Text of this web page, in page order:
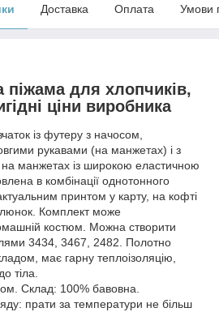
Доставка Оплата Умови
піжама для хлопчиків,
ціни виробника
із футеру з начосом,
рукавами (на манжетах) і з
манжетах із широкою еластичною
в комбінації однотонного
принтом у карту, на кофті
Комплект може
костюм. Можна створити
3434, 3467, 2482. Полотно
має гарну теплоізоляцію,
тіла.
Склад: 100% бавовна.
прати за температури не більш